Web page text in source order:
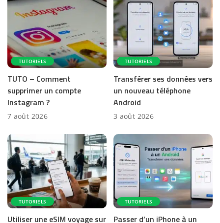
TUTORIELS
TUTO – Comment
supprimer un compte
Instagram ?
7 août 2026
TUTORIELS
Transférer ses données vers
un nouveau téléphone
Android
3 août 2026
TUTORIELS
Utiliser une eSIM voyage sur
TUTORIELS
Passer d’un iPhone à un